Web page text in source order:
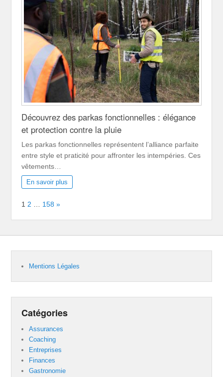
Découvrez des parkas fonctionnelles : élégance
et protection contre la pluie
Les parkas fonctionnelles représentent l’alliance parfaite
entre style et praticité pour affronter les intempéries. Ces
vêtements…
En savoir plus
Page:
1 2 158 Next
»
Mentions Légales
Catégories
Assurances
Coaching
Entreprises
Finances
Gastronomie